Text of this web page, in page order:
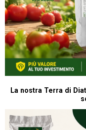
La nostra Terra di